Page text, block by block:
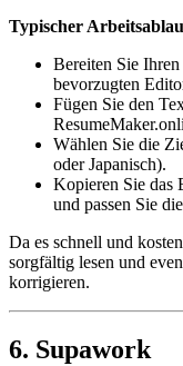
Typischer
Bereiten Sie
bevorzugten
Fügen Sie den
Wählen Sie die
oder Japanisch).
Kopieren Sie das
und passen Sie
Da es schnell und
sorgfältig lesen und
korrigieren.
6. Supawork